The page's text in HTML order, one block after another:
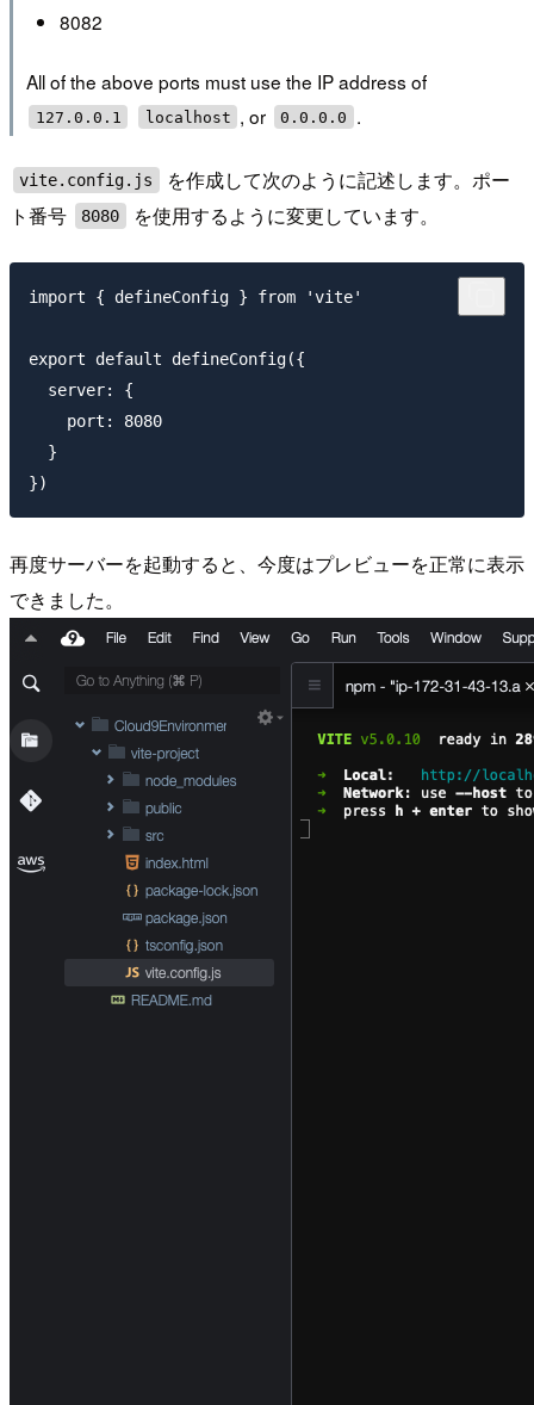
8082
All of the above ports must use the IP address of
127.0.0.1 localhost , or 0.0.0.0 .
vite.config.js
を作成して次のように記述します。ポー
ト番号
8080 を使用するように変更しています。
import { defineConfig } from 'vite'
export default defineConfig({
  server: {
    port: 8080
  }
再度サーバーを起動すると、今度はプレビューを正常に表示
できました。